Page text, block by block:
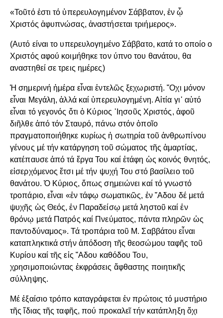
«Τοῦτό ἐστι τό ὑπερευλογημένον Σάββατον, ἐν ᾧ
Χριστός ἀφυπνώσας, ἀναστήσεται τριήμερος».
(Αυτό είναι το υπερευλογημένο Σάββατο, κατά το οποίο ο
Χριστός αφού κοιμήθηκε τον ύπνο του θανάτου, θα
αναστηθεί σε τρεις ημέρες)
Ἡ σημερινή ἡμέρα εἶναι ἐντελῶς ξεχωριστή. ῎Οχι μόνον
εἶναι Μεγάλη, ἀλλά καί ὑπερευλογημένη. Αἰτία γι᾽ αὐτό
εἶναι τό γεγονός ὅτι ὁ Κύριος ᾽Ιησοῦς Χριστός, ἀφοῦ
διῆλθε ἀπό τόν Σταυρό, πάνω στόν ὁποῖο
πραγματοποιήθηκε κυρίως ἡ σωτηρία τοῦ ἀνθρωπίνου
γένους μέ τήν κατάργηση τοῦ σώματος τῆς ἁμαρτίας,
κατέπαυσε ἀπό τά ἔργα Του καί ἐτάφη ὡς κοινός θνητός,
εἰσερχόμενος ἔτσι μέ τήν ψυχή Του στό βασίλειο τοῦ
θανάτου. Ὁ Κύριος, ὅπως σημειώνει καί τό γνωστό
τροπάριο, εἶναι «ἐν τάφῳ σωματικῶς, ἐν ῞Αδου δέ μετά
ψυχῆς ὡς Θεός, ἐν Παραδείσῳ μετά ληστοῦ καί ἐν
θρόνῳ μετά Πατρός καί Πνεύματος, πάντα πληρῶν ὡς
παντοδύναμος». Τά τροπάρια τοῦ Μ. Σαββάτου εἶναι
καταπληκτικά στήν ἀπόδοση τῆς θεοσώμου ταφῆς τοῦ
Κυρίου καί τῆς εἰς ῞Αδου καθόδου Του,
χρησιμοποιώντας ἐκφράσεις ἄφθαστης ποιητικῆς
σύλληψης.
Μέ ἐξαίσιο τρόπο καταγράφεται ἐν πρώτοις τό μυστήριο
τῆς ἴδιας τῆς ταφῆς, πού προκαλεῖ τήν κατάπληξη ὄχι